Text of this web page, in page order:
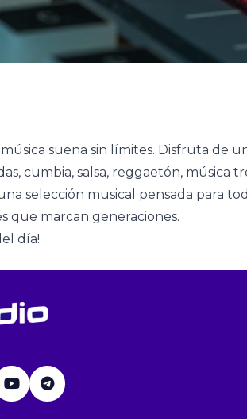
suena sin límites. Disfruta de
cumbia, salsa, reggaetón, música
selección musical pensada para
que marcan generaciones.
día!